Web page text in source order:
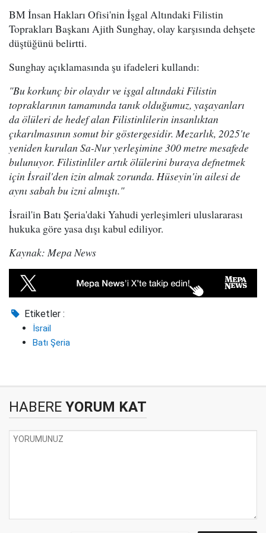
BM İnsan Hakları Ofisi'nin İşgal Altındaki Filistin
Toprakları Başkanı Ajith Sunghay, olay karşısında dehşete
düştüğünü belirtti.
Sunghay açıklamasında şu ifadeleri kullandı:
"Bu korkunç bir olaydır ve işgal altındaki Filistin
topraklarının tamamında tanık olduğumuz, yaşayanları
da ölüleri de hedef alan Filistinlilerin insanlıktan
çıkarılmasının somut bir göstergesidir. Mezarlık, 2025'te
yeniden kurulan Sa-Nur yerleşimine 300 metre mesafede
bulunuyor. Filistinliler artık ölülerini buraya defnetmek
için İsrail'den izin almak zorunda. Hüseyin'in ailesi de
aynı sabah bu izni almıştı."
İsrail'in Batı Şeria'daki Yahudi yerleşimleri uluslararası
hukuka göre yasa dışı kabul ediliyor.
Kaynak: Mepa News
Etiketler :
İsrail
Batı Şeria
HABERE YORUM KAT